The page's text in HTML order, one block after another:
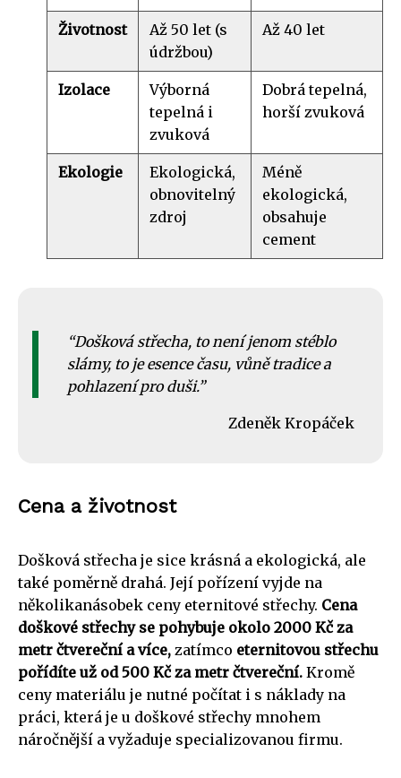
Životnost
Až 50 let (s
údržbou)
Až 40 let
Izolace
Výborná
tepelná i
zvuková
Dobrá tepelná,
horší zvuková
Ekologie
Ekologická,
obnovitelný
zdroj
Méně
ekologická,
obsahuje
cement
Došková střecha, to není jenom stéblo
slámy, to je esence času, vůně tradice a
pohlazení pro duši.
Zdeněk Kropáček
Cena a životnost
Došková střecha je sice krásná a ekologická, ale
také poměrně drahá. Její pořízení vyjde na
několikanásobek ceny eternitové střechy. Cena
doškové střechy se pohybuje okolo 2000 Kč za
metr čtvereční a více, zatímco eternitovou střechu
pořídíte už od 500 Kč za metr čtvereční. Kromě
ceny materiálu je nutné počítat i s náklady na
práci, která je u doškové střechy mnohem
náročnější a vyžaduje specializovanou firmu.